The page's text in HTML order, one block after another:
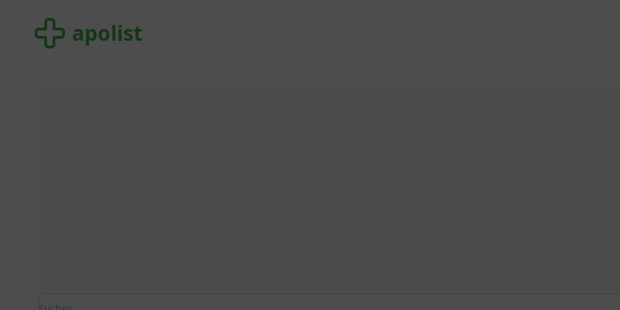
apolist apolist